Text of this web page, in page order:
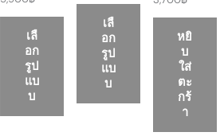
T
a
s
:
6
,
0
:
5
,
9
0
฿
เลื
อก
รูป
แบ
บ
S
9
5
0
฿
t
h
r
เลื
อก
รูป
แบ
บ
T
A
a
s
:
4
,
6
0
0
:
3
,
7
0
0
฿
.
หยิ
บ
ใส่
ตะ
กร้
า